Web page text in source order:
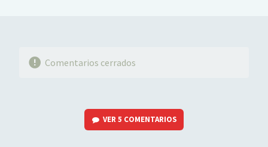
Comentarios cerrados
VER5 COMENTARIOS